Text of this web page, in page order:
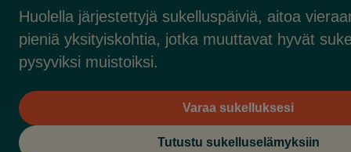
Huolella järjestettyjä sukelluspäiviä, aitoa
pieniä yksityiskohtia, jotka muuttavat hyvät
pysyviksi muistoiksi.
Varaa sukelluksesi
Tutustu sukelluselämyksiin